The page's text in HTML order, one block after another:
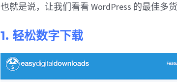
也就是说，让我们看看 WordPress 的最佳多货
1. 轻松数字下载